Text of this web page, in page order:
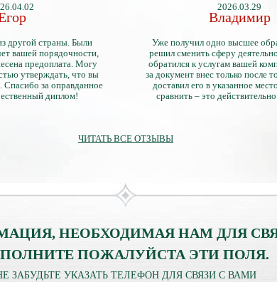
другой страны. Были
вашей порядочности,
предоплата. Могу
утверждать, что вы
Спасибо за оправданное
диплом!
2026.03.29
Владимир
Уже получил одно высшее
решил сменить сферу
обратился к услугам вашей
за документ внес только после
доставил его в указанное
сравнить – это
ЧИТАТЬ ВСЕ ОТЗЫВЫ
НЕОБХОДИМАЯ НАМ ДЛЯ
ПОЖАЛУЙСТА ЭТИ ПОЛЯ.
ЗАБУДЬТЕ УКАЗАТЬ ТЕЛЕФОН ДЛЯ СВЯЗИ С ВАМИ